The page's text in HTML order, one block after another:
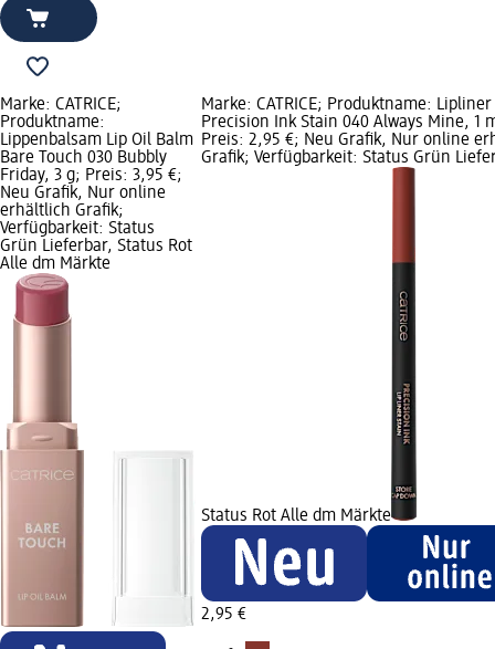
Marke: CATRICE;
Produktname:
Lippenbalsam Lip Oil Balm
Bare Touch 030 Bubbly
Friday, 3 g; Preis: 3,95 €;
Neu Grafik, Nur online
erhältlich Grafik;
Verfügbarkeit: Status
Grün Lieferbar, Status Rot
Alle dm Märkte
Marke: CATRICE; Produktname: Lipliner
Precision Ink Stain 040 Always Mine, 1
Preis: 2,95 €; Neu Grafik, Nur online
Grafik; Verfügbarkeit: Status Grün
Status Rot Alle dm Märkte
2,95 €